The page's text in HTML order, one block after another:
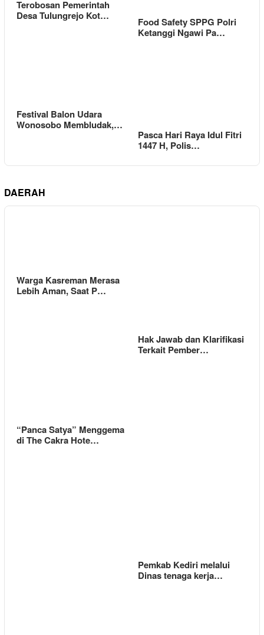
Terobosan Pemerintah
Desa Tulungrejo Kot…
Food Safety SPPG Polri
Ketanggi Ngawi Pa…
Festival Balon Udara
Wonosobo Membludak,…
Pasca Hari Raya Idul Fitri
1447 H, Polis…
DAERAH
Warga Kasreman Merasa
Lebih Aman, Saat P…
Hak Jawab dan Klarifikasi
Terkait Pember…
“Panca Satya” Menggema
di The Cakra Hote…
Pemkab Kediri melalui
Dinas tenaga kerja…